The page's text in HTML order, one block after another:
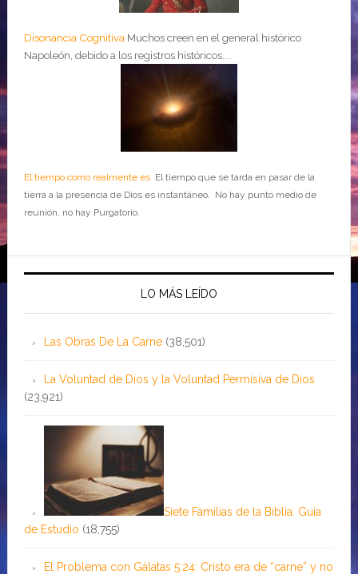
Disonancia Cognitiva Muchos creen en el general histórico
Napoleón, debido a los registros históricos....
El tiempo como realmente esEl tiempo que se tarda en pasar de la
tierra a la presencia de Dios es instantáneo. No hay punto medio de
reunión, no hay Purgatorio.
LO MÁS LEÍDO
Las Obras De La Carne (38,501)
La Voluntad de Dios y la Voluntad Permisiva de Dios
(23,921)
Siete Familias de la Biblia: Guía
de Estudio (18,755)
El Problema con Gálatas 5:24: Cristo era de “carne” y no